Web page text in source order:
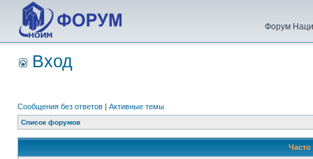
Форум
Вход
Сообщения без ответов | Активные темы
Список форумов